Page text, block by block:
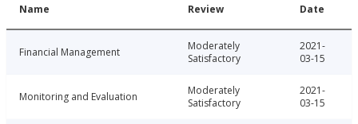
Name Review Date
Financial Management
Moderately
Satisfactory
2021-
03-15
Monitoring and Evaluation
Moderately
Satisfactory
2021-
03-15